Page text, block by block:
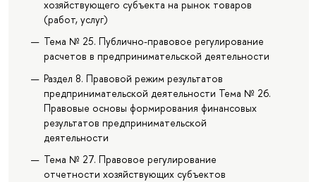
хозяйствующего субъекта на рынок товаров
(работ, услуг)
Тема № 25. Публично-правовое регулирование
расчетов в предпринимательской деятельности
Раздел 8. Правовой режим результатов
предпринимательской деятельности Тема № 26.
Правовые основы формирования финансовых
результатов предпринимательской
деятельности
Тема № 27. Правовое регулирование
отчетности хозяйствующих субъектов